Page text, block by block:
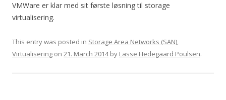
VMWare er klar med sit første løsning til storage
virtualisering.
This entry was posted in Storage Area Networks (SAN),
Virtualisering on 21. March 2014by Lasse Hedegaard Poulsen.